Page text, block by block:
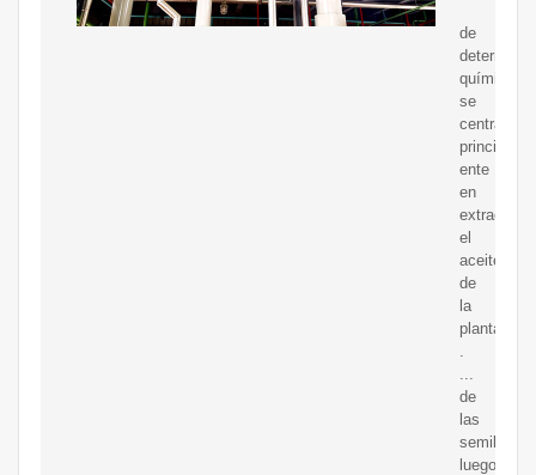
de
se
centra
principalm
ente
en
extraer
el
aceite
de
la
planta
de
las
semillas,
luego